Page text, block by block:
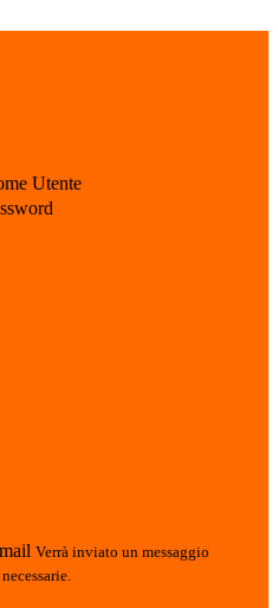
Utente
Verrà inviato un messaggio